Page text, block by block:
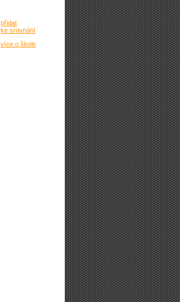
přidat
ke srovnání
více o škole